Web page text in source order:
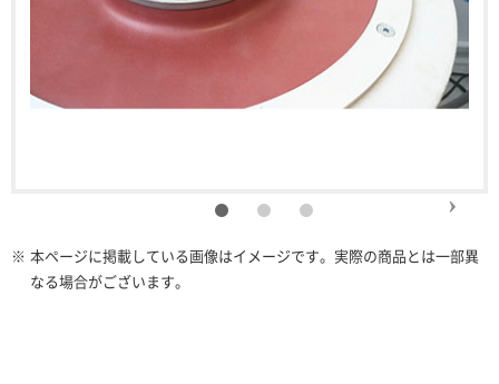
※ 本ページに掲載している画像はイメージです。実際の商品とは一部異
なる場合がございます。